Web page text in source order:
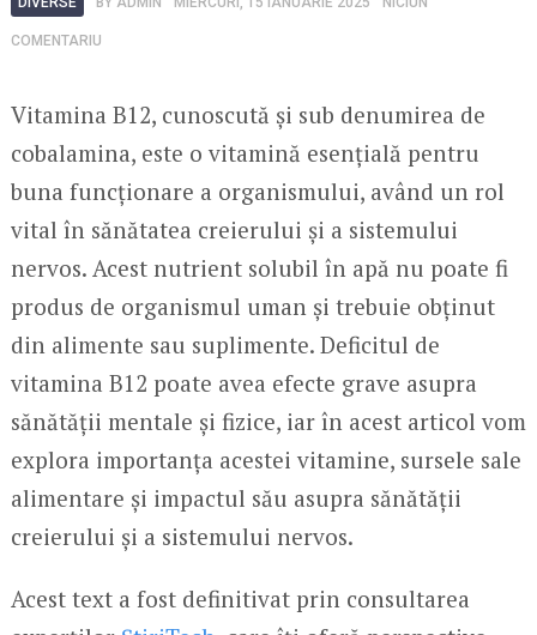
COMENTARIU
Vitamina B12, cunoscută și sub denumirea de
cobalamina, este o vitamină esențială pentru
buna funcționare a organismului, având un rol
vital în sănătatea creierului și a sistemului
nervos. Acest nutrient solubil în apă nu poate fi
produs de organismul uman și trebuie obținut
din alimente sau suplimente. Deficitul de
vitamina B12 poate avea efecte grave asupra
sănătății mentale și fizice, iar în acest articol vom
explora importanța acestei vitamine, sursele sale
alimentare și impactul său asupra sănătății
creierului și a sistemului nervos.
Acest text a fost definitivat prin consultarea